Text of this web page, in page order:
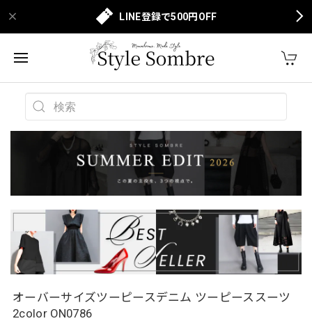
LINE登録で500円OFF
オーバーサイズツーピースデニム ツーピーススーツ
2color ON0786